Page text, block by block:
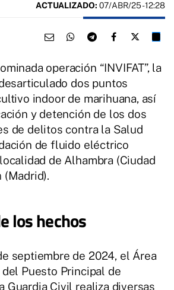
ACTUALIZADO: 07/ABR/25 - 12:28
operación “INVIFAT”, la
dos puntos
indoor de marihuana, así
y detención de los dos
de delitos contra la Salud
de fluido eléctrico
de Alhambra (Ciudad
(Madrid).
los hechos
septiembre de 2024, el Área
Puesto Principal de
Guardia Civil realiza diversas